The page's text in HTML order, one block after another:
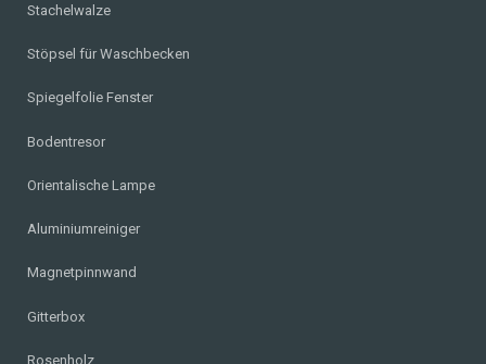
Stachelwalze
Stöpsel für Waschbecken
Spiegelfolie Fenster
Bodentresor
Orientalische Lampe
Aluminiumreiniger
Magnetpinnwand
Gitterbox
Rosenholz